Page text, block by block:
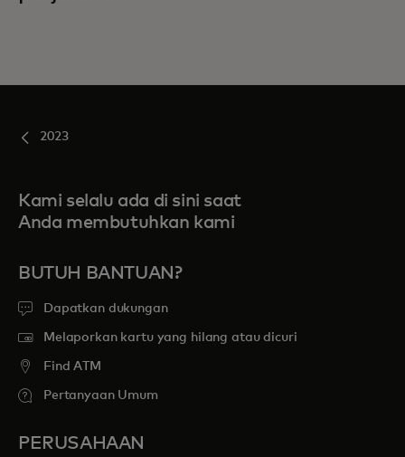
2023
Kami selalu ada di sini saat
Anda membutuhkan kami
BUTUH BANTUAN?
Dapatkan dukungan
Melaporkan kartu yang hilang atau dicuri
Find ATM
Pertanyaan Umum
PERUSAHAAN